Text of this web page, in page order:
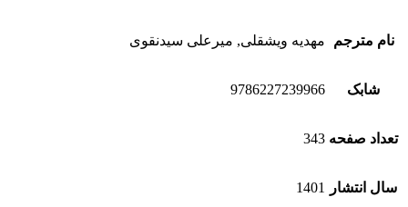
نام مترجم مهدیه ویشقلی, میرعلی سیدنقوی
شابک 9786227239966
تعداد صفحه 343
سال انتشار 1401